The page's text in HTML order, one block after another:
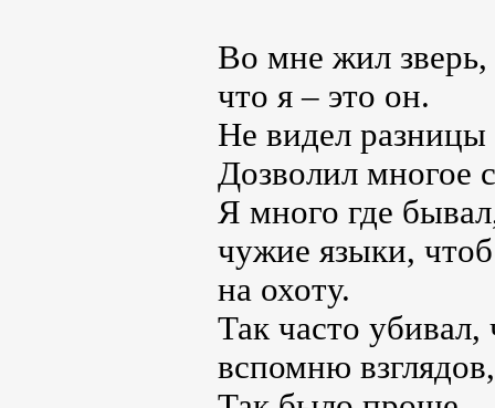
Во мне жил зверь,
что я – это он.
Не видел
Дозволил многое
Я много где
чужие языки,
на охоту.
Так часто
вспомню